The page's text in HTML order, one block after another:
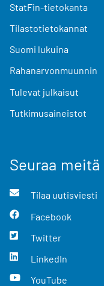
StatFin-tietokanta
Tilastotietokannat
Suomi lukuina
Rahanarvonmuunnin
Tulevat julkaisut
Tutkimusaineistot
Seuraa meitä
Tilaa uutisviesti
Facebook
Twitter
LinkedIn
YouTube